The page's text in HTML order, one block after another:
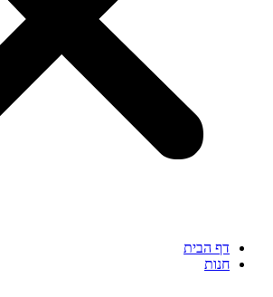
דף הבית
חנות